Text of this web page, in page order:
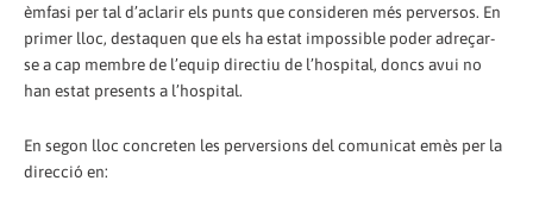
èmfasi per tal d’aclarir els punts que consideren més perversos. En
primer lloc, destaquen que els ha estat impossible poder adreçar-
se a cap membre de l’equip directiu de l’hospital, doncs avui no
han estat presents a l’hospital.
En segon lloc concreten les perversions del comunicat emès per la
direcció en: